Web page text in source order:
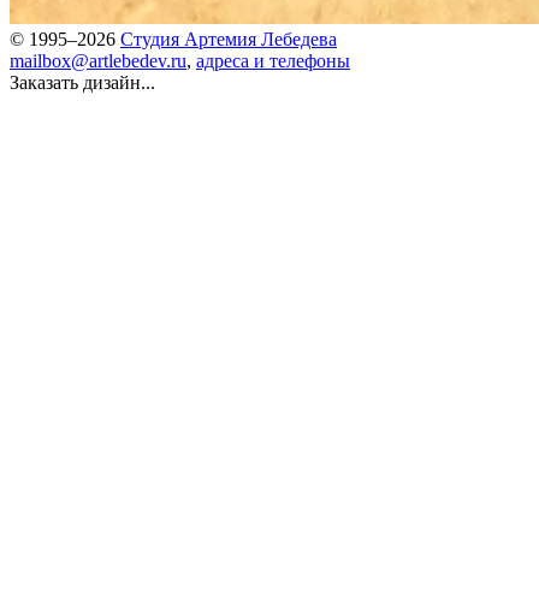
© 1995–2026 Студия Артемия Лебедева
mailbox@artlebedev.ru, адреса и телефоны
Заказать дизайн...